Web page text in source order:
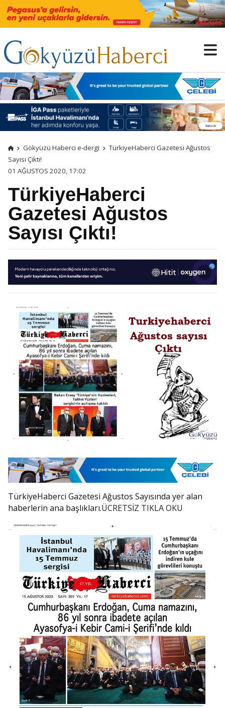
Gökyüzü Haberci e-dergi
TürkiyeHaberci Gazetesi Ağustos
Sayısı Çıktı!
01 AĞUSTOS 2020, 17:02
TürkiyeHaberci
Gazetesi Ağustos
Sayısı Çıktı!
TürkiyeHaberci Gazetesi Ağustos Sayısında yer alan
haberlerin ana başlıkları.ÜCRETSİZ TIKLA OKU